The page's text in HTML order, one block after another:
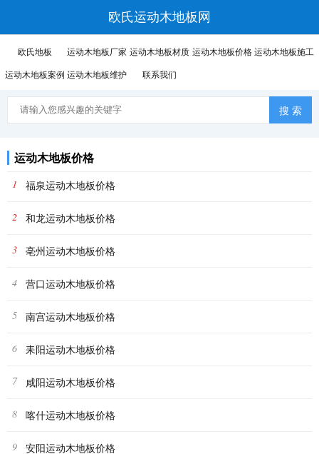
欧氏运动木地板网
欧氏地板 运动木地板厂家 运动木地板材质 运动木地板价格 运动木地板施工
运动木地板案例 运动木地板维护 联系我们
运动木地板价格
1 福泉运动木地板价格
2 和龙运动木地板价格
3 亳州运动木地板价格
4 营口运动木地板价格
5 南宫运动木地板价格
6 耒阳运动木地板价格
7 咸阳运动木地板价格
8 喀什运动木地板价格
9 安阳运动木地板价格